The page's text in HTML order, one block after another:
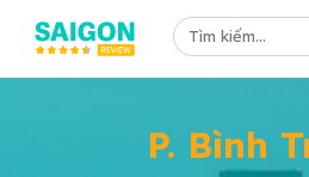
P. Bình